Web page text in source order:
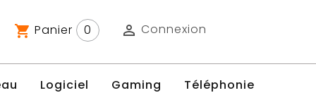
shopping_cart Panier 0  Connexion
Logiciel Gaming Téléphonie